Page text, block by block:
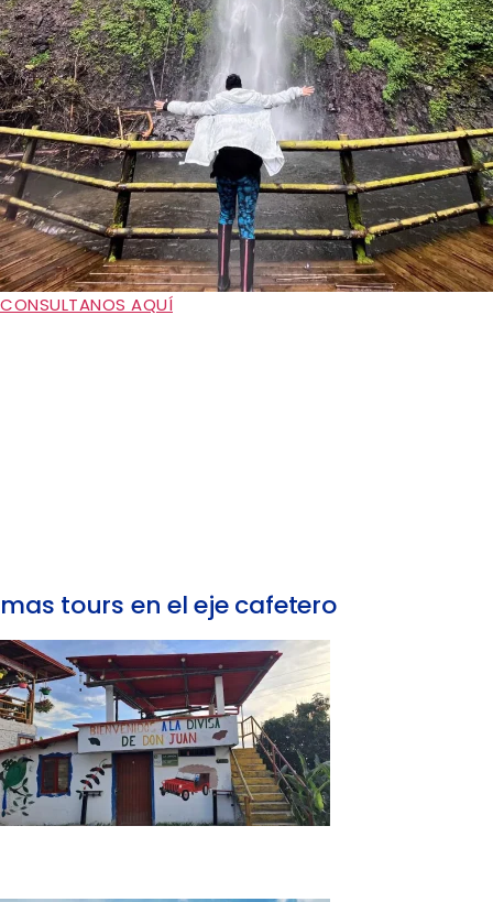
CONSULTANOS AQUÍ
mas tours en el eje cafetero